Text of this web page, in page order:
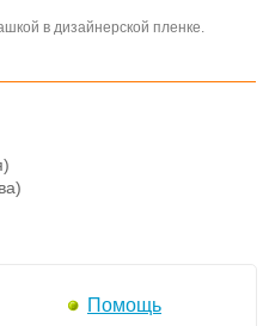
в дизайнерской пленке.
Помощь